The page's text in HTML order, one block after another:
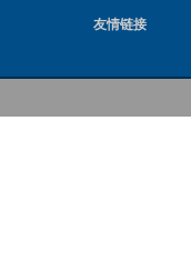
友情链接